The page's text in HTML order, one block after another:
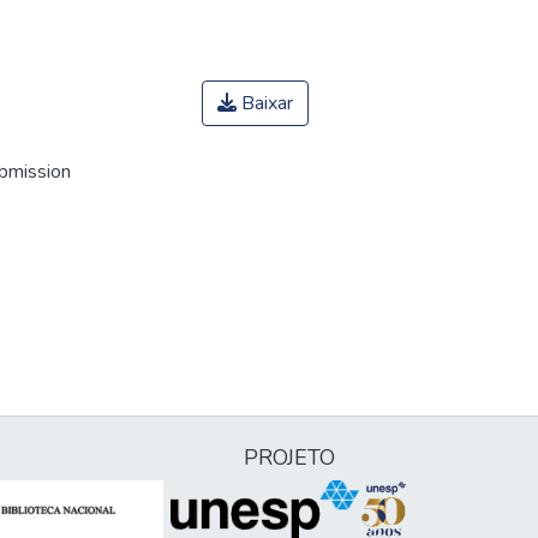
Baixar
PROJETO